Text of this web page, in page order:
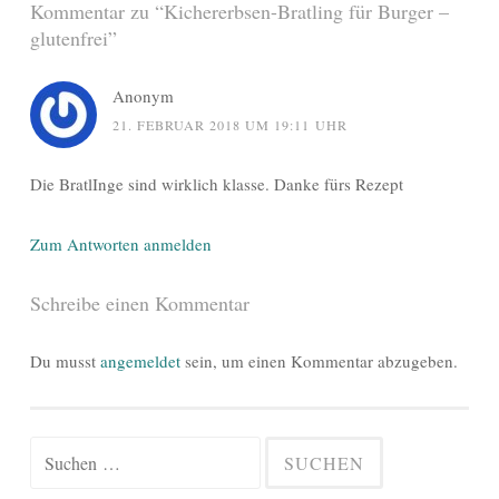
Kommentar zu “Kichererbsen-Bratling für Burger –
glutenfrei”
Anonym
21. FEBRUAR 2018 UM 19:11 UHR
Die BratlInge sind wirklich klasse. Danke fürs Rezept
Zum Antworten anmelden
Schreibe einen Kommentar
Du musst angemeldet sein, um einen Kommentar abzugeben.
Suchen